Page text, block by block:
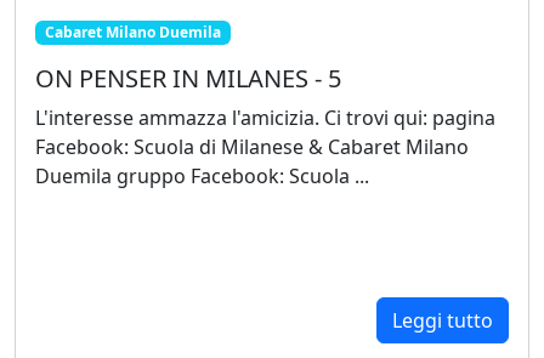
Cabaret Milano Duemila
ON PENSER IN MILANES - 5
L'interesse ammazza l'amicizia. Ci trovi qui: pagina
Facebook: Scuola di Milanese & Cabaret Milano
Duemila gruppo Facebook: Scuola ...
Leggi tutto